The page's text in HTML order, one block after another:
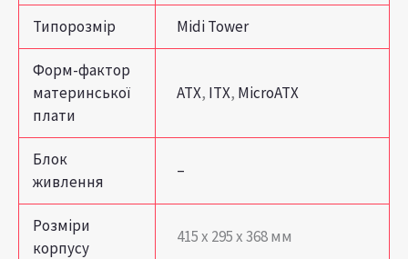
Типорозмір Midi Tower
Форм-фактор
материнської
плати
ATX, ITX, MicroATX
Блок
живлення
–
Розміри
корпусу
415 x 295 x 368 мм